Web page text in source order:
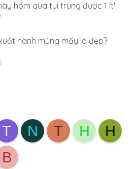
hôm qua tui trúng được 1 ít'
hành mùng mấy là đẹp?
T N T H
H
B